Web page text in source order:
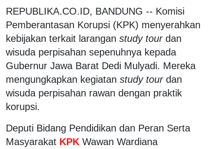
REPUBLIKA.CO.ID, BANDUNG -- Komisi
Pemberantasan Korupsi (KPK) menyerahkan
kebijakan terkait larangan study tourdan
wisuda perpisahan sepenuhnya kepada
Gubernur Jawa Barat Dedi Mulyadi. Mereka
mengungkapkan kegiatan study tourdan
wisuda perpisahan rawan dengan praktik
korupsi.
Deputi Bidang Pendidikan dan Peran Serta
Masyarakat KPK Wawan Wardiana